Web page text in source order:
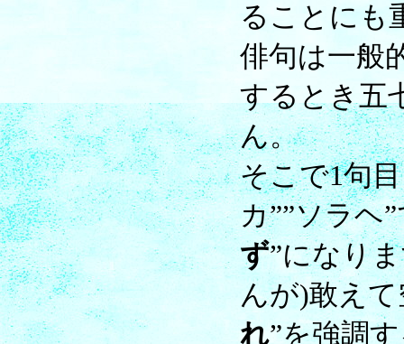
ることにも
俳句は一般
するとき五
ん。
そこで1句
カ””ソラヘ
ず”になり
んが)敢え
れ”を強調